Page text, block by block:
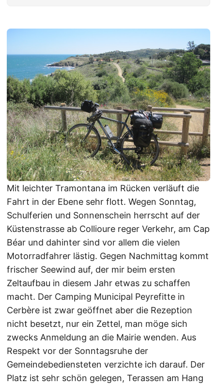
Mit leichter Tramontana im Rücken verläuft die
Fahrt in der Ebene sehr flott. Wegen Sonntag,
Schulferien und Sonnenschein herrscht auf der
Küstenstrasse ab Collioure reger Verkehr, am Cap
Béar und dahinter sind vor allem die vielen
Motorradfahrer lästig. Gegen Nachmittag kommt
frischer Seewind auf, der mir beim ersten
Zeltaufbau in diesem Jahr etwas zu schaffen
macht. Der Camping Municipal Peyrefitte in
Cerbère ist zwar geöffnet aber die Rezeption
nicht besetzt, nur ein Zettel, man möge sich
zwecks Anmeldung an die Mairie wenden. Aus
Respekt vor der Sonntagsruhe der
Gemeindebediensteten verzichte ich darauf. Der
Platz ist sehr schön gelegen, Terassen am Hang